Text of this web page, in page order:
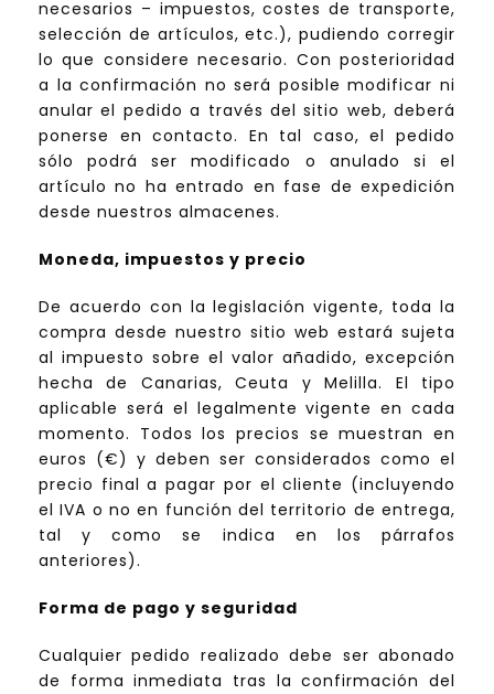
necesarios – impuestos, costes de transporte,
selección de artículos, etc.), pudiendo corregir
lo que considere necesario. Con posterioridad
a la confirmación no será posible modificar ni
anular el pedido a través del sitio web, deberá
ponerse en contacto. En tal caso, el pedido
sólo podrá ser modificado o anulado si el
artículo no ha entrado en fase de expedición
desde nuestros almacenes.
Moneda, impuestos y precio
De acuerdo con la legislación vigente, toda la
compra desde nuestro sitio web estará sujeta
al impuesto sobre el valor añadido, excepción
hecha de Canarias, Ceuta y Melilla. El tipo
aplicable será el legalmente vigente en cada
momento. Todos los precios se muestran en
euros (€) y deben ser considerados como el
precio final a pagar por el cliente (incluyendo
el IVA o no en función del territorio de entrega,
tal y como se indica en los párrafos
anteriores).
Forma de pago y seguridad
Cualquier pedido realizado debe ser abonado
de forma inmediata tras la confirmación del